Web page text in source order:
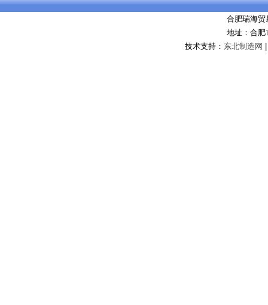
合肥瑞海贸
地址：合肥
技术支持： 东北制造网